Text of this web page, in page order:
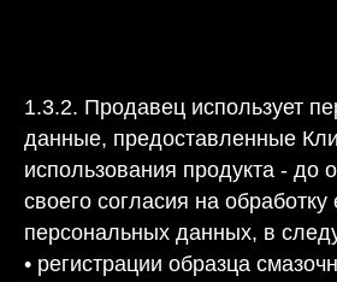
1.3.2. Продавец использует
данные, предоставленные
использования продукта - до
своего согласия на обработку
персональных данных, в
• регистрации образца